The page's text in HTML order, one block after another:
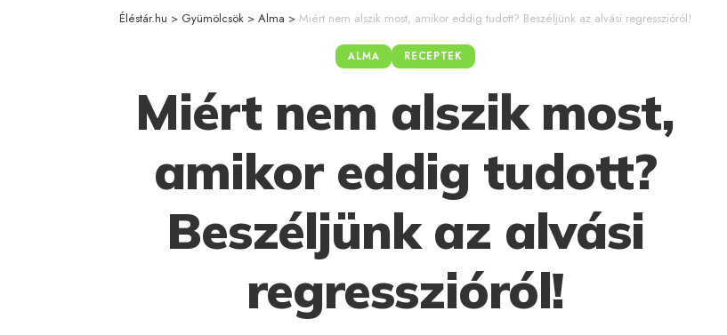
Éléstár.hu > Gyümölcsök> Alma > Miért nem alszik most, amikor eddig tudott? Beszéljünk az alvási regresszióról!
ALMA RECEPTEK
Miért nem alszik most,
amikor eddig tudott?
Beszéljünk az alvási
regresszióról!